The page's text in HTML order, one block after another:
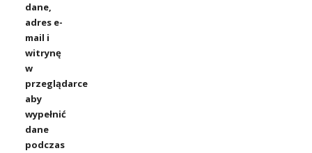
dane,
adres e-
mail i
witrynę
w
przeglądarce
aby
wypełnić
dane
podczas